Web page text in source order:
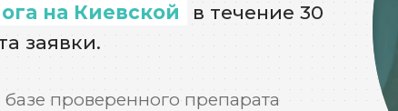
на Киевской в течение 30
заявки.
проверенного препарата